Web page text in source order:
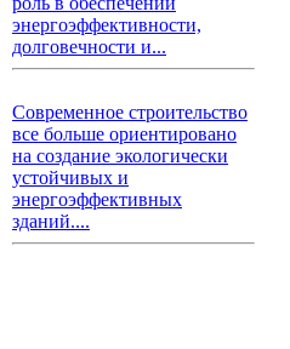
энергоэффективности,
долговечности и...
Современное строительство
все больше ориентировано
на создание экологически
устойчивых и
энергоэффективных
зданий....